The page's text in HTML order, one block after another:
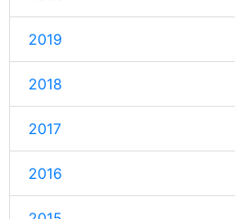
2019
2018
2017
2016